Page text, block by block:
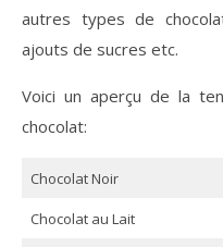
autres types de
ajouts de sucres etc.
Voici un aperçu de la
chocolat:
Chocolat Noir
Chocolat au Lait